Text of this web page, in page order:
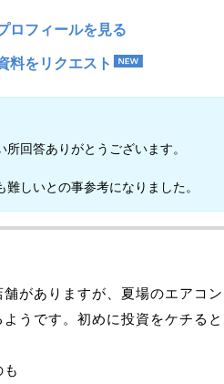
ロフィールを見る
料をリクエスト
所回答ありがとうございます。
難しいとの事参考になりました。
がありますが、夏場のエアコ
うです。初めに投資をケチる